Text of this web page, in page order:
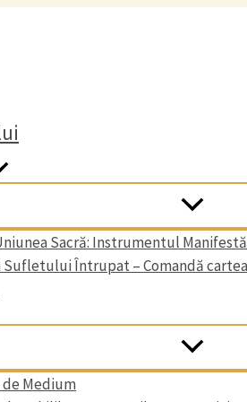
Sacră: Instrumentul
Sufletului Întrupat – Comandă cartea
de Medium